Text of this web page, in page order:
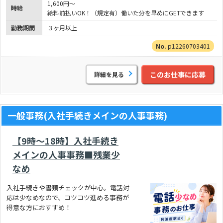
時給
1,600円～
給料前払いOK！（規定有）働いた分を早めにGETできます
勤務期間
３ヶ月以上
p12260703401
詳細を見る このお仕事に応募
一般事務(入社手続きメインの人事事務)
【9時～18時】入社手続き
メインの人事事務■残業少
なめ
入社手続きや書類チェックが中心。電話対
応は少なめなので、コツコツ進める事務が
得意な方におすすめ！